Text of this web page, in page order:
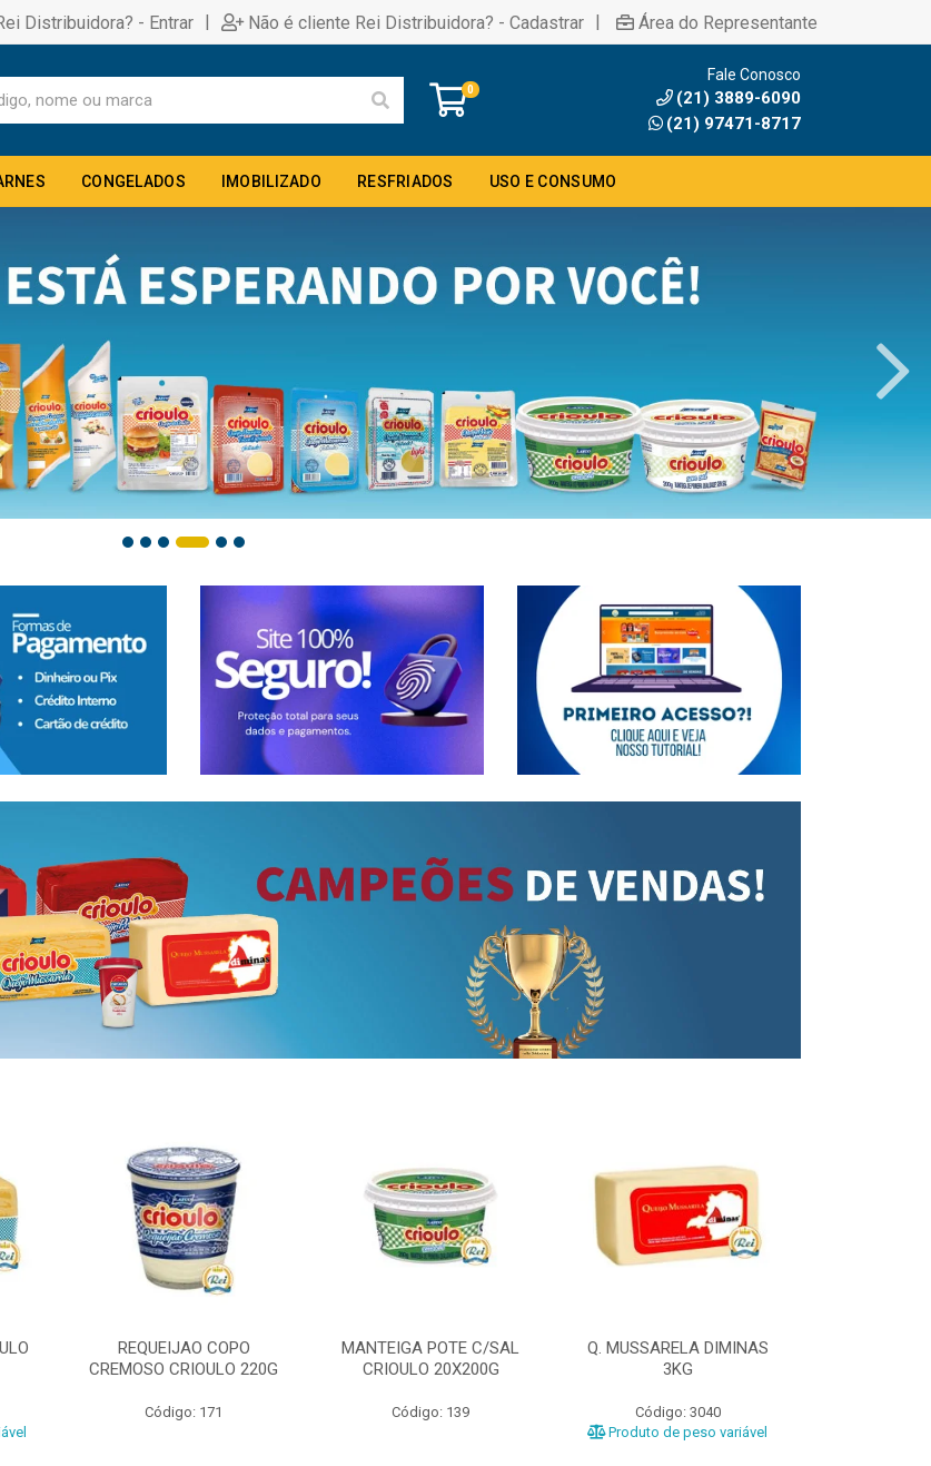
Distribuidora? - Entrar | Não é cliente Rei Distribuidora? - Cadastrar | Área do Representante
0
Fale Conosco
(21) 3889-6090
(21) 97471-8717
CONGELADOS IMOBILIZADO RESFRIADOS USO E CONSUMO
REQUEIJAO COPO
CREMOSO CRIOULO 220G
Código: 171
MANTEIGA POTE C/SAL
CRIOULO 20X200G
Código: 139
Q. MUSSARELA DIMINAS
3KG
Código: 3040
Produto de peso variável